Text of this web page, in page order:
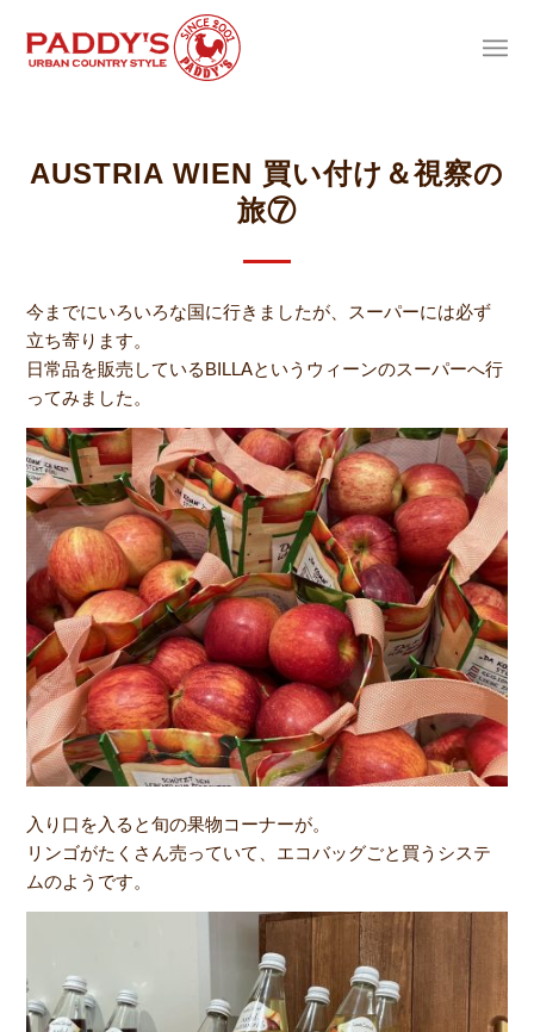
AUSTRIA WIEN 買い付け＆視察の
旅⑦
今までにいろいろな国に行きましたが、スーパーには必ず
立ち寄ります。
日常品を販売しているBILLAというウィーンのスーパーへ行
ってみました。
入り口を入ると旬の果物コーナーが。
リンゴがたくさん売っていて、エコバッグごと買うシステ
ムのようです。